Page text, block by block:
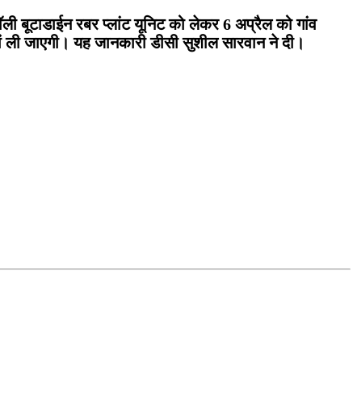
बूटाडाईन रबर प्लांट यूनिट को लेकर 6 अप्रैल को गांव
जाएगी। यह जानकारी डीसी सुशील सारवान ने दी।